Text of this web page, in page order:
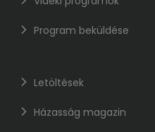
Program beküldése
Letöltések
Házasság magazin